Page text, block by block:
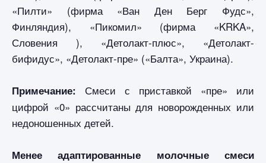
«Пилти» (фирма «Ван Ден Берг Фудс»,
Финляндия), «Пикомил» (фирма «KRKA»,
Словения ), «Детолакт-плюс», «Детолакт-
бифидус», «Детолакт-пре» («Балта», Украина).
Примечание: Смеси с приставкой «пре» или
цифрой «0» рассчитаны для новорожденных или
недоношенных детей.
Менее адаптированные молочные смеси